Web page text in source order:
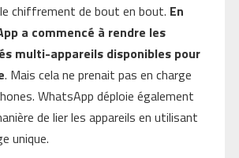
chiffrement de bout en bout. En
a commencé à rendre les
multi-appareils disponibles pour
. Mais cela ne prenait pas en charge
WhatsApp déploie également
de lier les appareils en utilisant
unique.